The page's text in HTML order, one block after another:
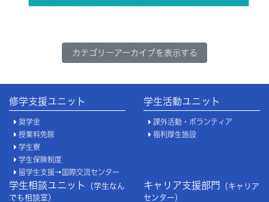
カテゴリーアーカイブを表示する
修学支援ユニット
奨学金
授業料免除
学生寮
学生保険制度
留学生支援→国際交流センター
学生活動ユニット
課外活動・ボランティア
福利厚生施設
学生相談ユニット
（学生なん
でも相談室）
キャリア支援部門
（キャリア
センター）